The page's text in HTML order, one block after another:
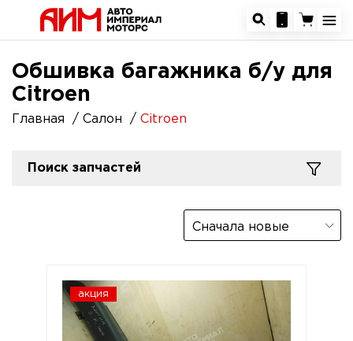
Обшивка багажника б/у для
Citroen
Главная Салон Citroen
Поиск запчастей
Сначала новые
акция